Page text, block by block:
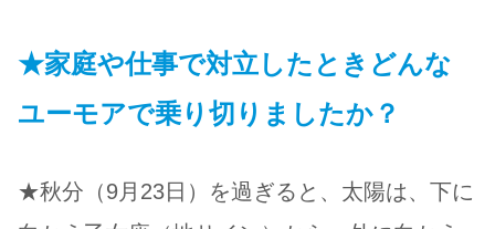
★家庭や仕事で対立したときどんな
ユーモアで乗り切りましたか？
★秋分（9月23日）を過ぎると、太陽は、下に